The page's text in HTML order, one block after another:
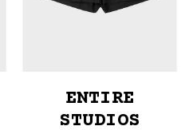
ENTIRE
STUDIOS